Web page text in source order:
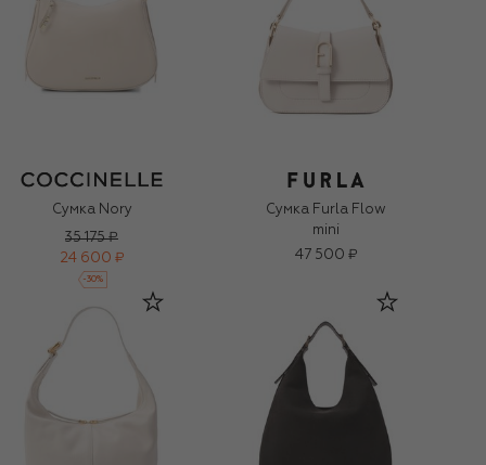
Сумка Nory
35 175 ₽
24 600 ₽
-30%
Сумка Furla Flow
mini
47 500 ₽